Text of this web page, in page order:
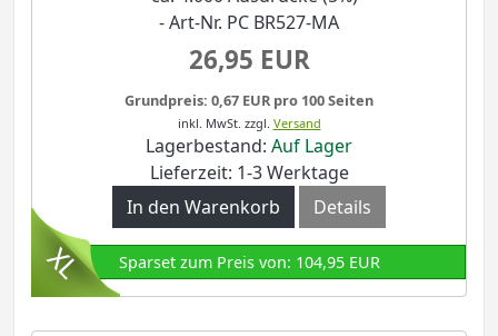
- Art-Nr. PC BR527-MA
26,95 EUR
Grundpreis: 0,67 EUR pro 100 Seiten
inkl. MwSt. zzgl. Versand
Lagerbestand: Auf Lager
Lieferzeit: 1-3 Werktage
In den Warenkorb
Details
Sparset zum Preis von: 104,95 EUR